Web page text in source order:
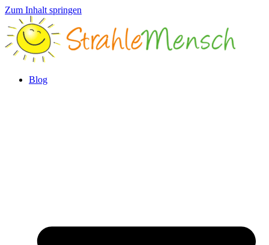
Zum Inhalt springen
Blog